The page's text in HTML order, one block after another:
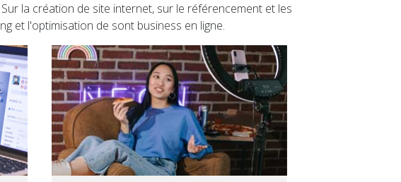
la création de site internet, sur le référencement et les
et l'optimisation de sont business en ligne.